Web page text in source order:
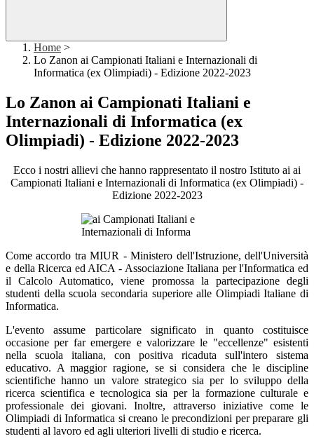
Home >
Lo Zanon ai Campionati Italiani e Internazionali di
Informatica (ex Olimpiadi) - Edizione 2022-2023
Lo Zanon ai Campionati Italiani e
Internazionali di Informatica (ex
Olimpiadi) - Edizione 2022-2023
Ecco i nostri allievi che hanno rappresentato il nostro Istituto ai ai
Campionati Italiani e Internazionali di Informatica (ex Olimpiadi) -
Edizione 2022-2023
Come accordo tra MIUR - Ministero dell'Istruzione, dell'Università
e della Ricerca ed AICA - Associazione Italiana per l'Informatica ed
il Calcolo Automatico, viene promossa la partecipazione degli
studenti della scuola secondaria superiore alle Olimpiadi Italiane di
Informatica.
L'evento assume particolare significato in quanto costituisce
occasione per far emergere e valorizzare le "eccellenze" esistenti
nella scuola italiana, con positiva ricaduta sull'intero sistema
educativo. A maggior ragione, se si considera che le discipline
scientifiche hanno un valore strategico sia per lo sviluppo della
ricerca scientifica e tecnologica sia per la formazione culturale e
professionale dei giovani. Inoltre, attraverso iniziative come le
Olimpiadi di Informatica si creano le precondizioni per preparare gli
studenti al lavoro ed agli ulteriori livelli di studio e ricerca.